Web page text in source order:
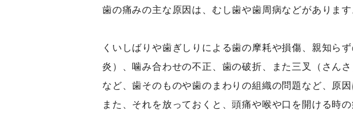
歯の痛みの主な原因は、むし歯や歯周病などがあります
くいしばりや歯ぎしりによる歯の摩耗や損傷、親知ら
炎）、噛み合わせの不正、歯の破折、また三叉（さん
など、歯そのものや歯のまわりの組織の問題など、原因
また、それを放っておくと、頭痛や喉や口を開ける時